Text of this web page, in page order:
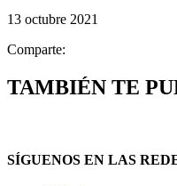
13 octubre 2021
Comparte:
TAMBIÉN TE
SÍGUENOS EN LAS